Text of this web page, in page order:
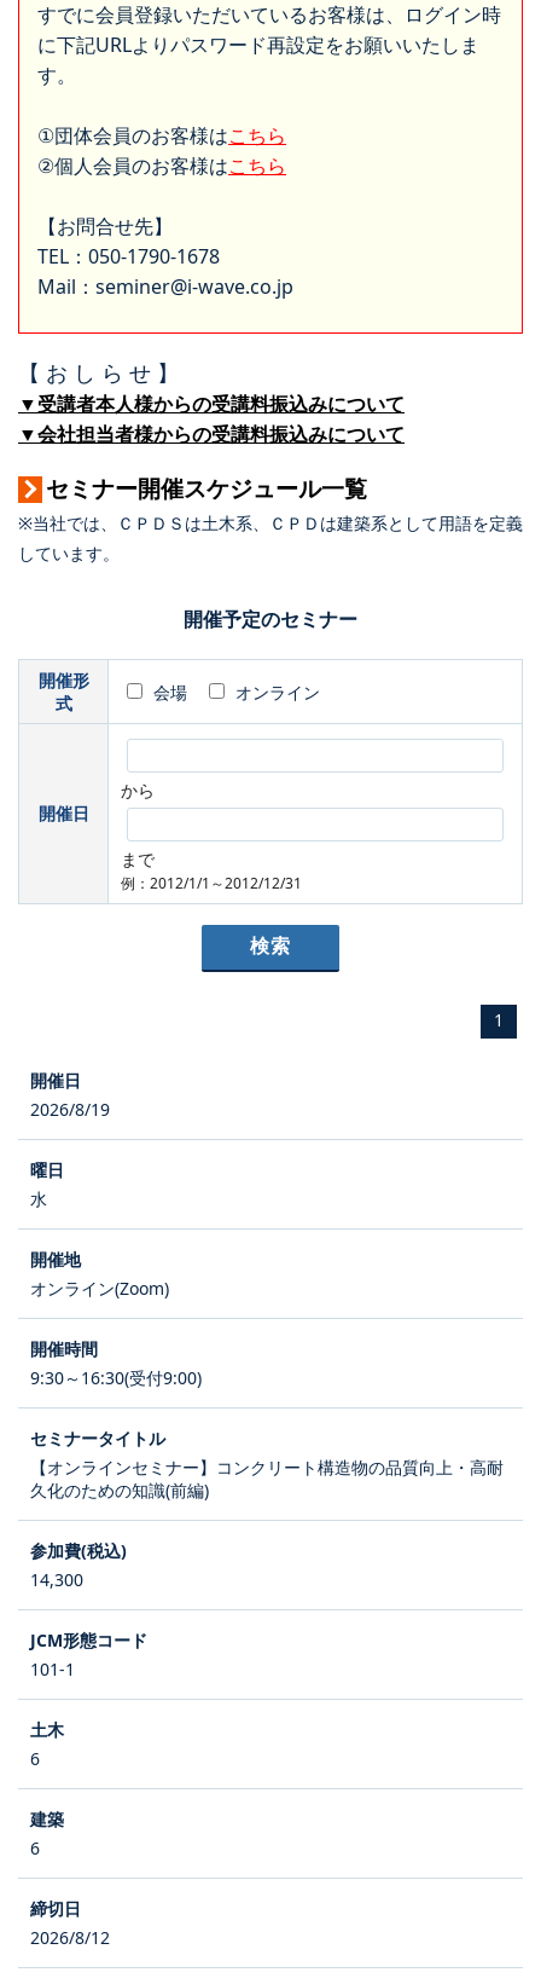
すでに会員登録いただいているお客様は、ログイン時
に下記URLよりパスワード再設定をお願いいたしま
す。
①団体会員のお客様はこちら
②個人会員のお客様はこちら
【お問合せ先】
TEL：050-1790-1678
Mail：seminer@i-wave.co.jp
【 お し ら せ 】
▼受講者本人様からの受講料振込みについて
▼会社担当者様からの受講料振込みについて
セミナー開催スケジュール一覧
※当社では、ＣＰＤＳは土木系、ＣＰＤは建築系として用語を定義
しています。
開催予定のセミナー
開催形
式
会場 オンライン
開催日
から
まで
例：2012/1/1～2012/12/31
1
2026/8/19
水
オンライン(Zoom)
9:30～16:30(受付9:00)
【オンラインセミナー】コンクリート構造物の品質向上・高耐
久化のための知識(前編)
14,300
101-1
6
6
2026/8/12